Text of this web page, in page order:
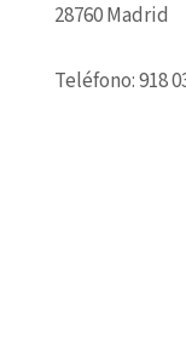
28760 Madrid
Teléfono: 918